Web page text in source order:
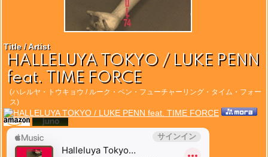
Title / Artist
HALLELUYA TOKYO / LUKE PENN
feat. TIME FORCE
(ハレルヤ・トウキョウ / ルーク・ペン・フューチャーリング・タイム・フォー
ス)